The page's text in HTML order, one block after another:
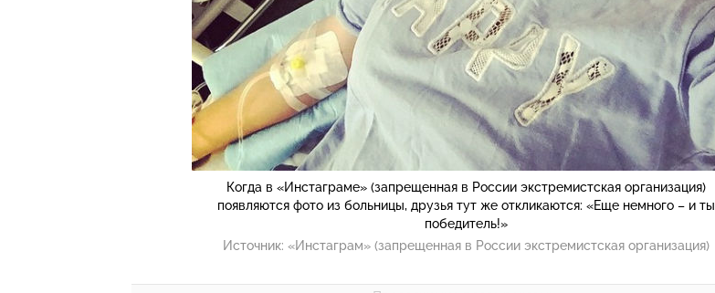
Когда в «Инстаграме» (запрещенная в России экстремистская организация)
появляются фото из больницы, друзья тут же откликаются: «Еще немного – и ты
победитель!»
Источник: «Инстаграм» (запрещенная в России экстремистская организация)